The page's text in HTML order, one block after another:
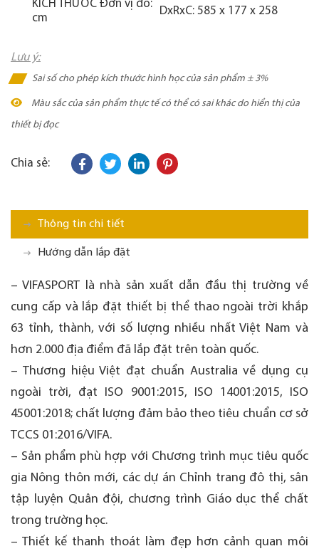
KÍCH THƯỚC Đơn vị đo:
cm
DxRxC: 585 x 177 x 258
Lưu ý:
Sai số cho phép kích thước hình học của sản phẩm ± 3%
Màu sắc của sản phẩm thực tế có thể có sai khác do hiển thị của
thiết bị đọc
Chia sẻ:
Thông tin chi tiết
Hướng dẫn lắp đặt
– VIFASPORT là nhà sản xuất dẫn đầu thị trường về
cung cấp và lắp đặt thiết bị thể thao ngoài trời khắp
63 tỉnh, thành, với số lượng nhiều nhất Việt Nam và
hơn 2.000 địa điểm đã lắp đặt trên toàn quốc.
– Thương hiệu Việt đạt chuẩn Australia về dụng cụ
ngoài trời, đạt ISO 9001:2015, ISO 14001:2015, ISO
45001:2018; chất lượng đảm bảo theo tiêu chuẩn cơ sở
TCCS 01:2016/VIFA.
– Sản phẩm phù hợp với Chương trình mục tiêu quốc
gia Nông thôn mới, các dự án Chỉnh trang đô thị, sân
tập luyện Quân đội, chương trình Giáo dục thể chất
trong trường học.
– Thiết kế thanh thoát làm đẹp hơn cảnh quan môi